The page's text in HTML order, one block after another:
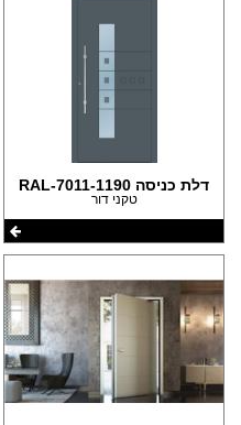
דלת כניסה 1190-RAL-7011
טקני דור